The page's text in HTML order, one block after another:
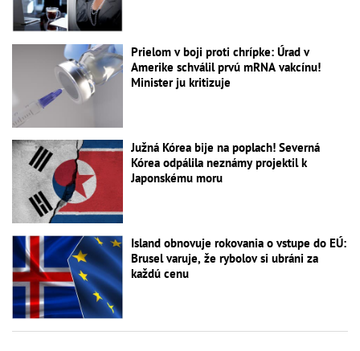
Prielom v boji proti chrípke: Úrad v
Amerike schválil prvú mRNA vakcínu!
Minister ju kritizuje
Južná Kórea bije na poplach! Severná
Kórea odpálila neznámy projektil k
Japonskému moru
Island obnovuje rokovania o vstupe do EÚ:
Brusel varuje, že rybolov si ubráni za
každú cenu